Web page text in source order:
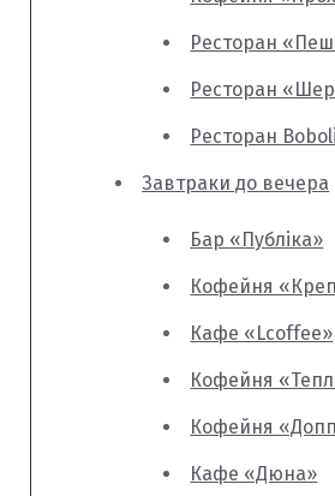
Ресторан
Ресторан
Ресторан Boboli
Завтраки до вечера
Бар «Публіка»
Кофейня
Кафе «Lcoffee»
Кофейня
Кофейня
Кафе «Дюна»